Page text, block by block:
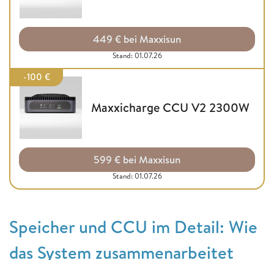
449 € bei Maxxisun
Stand: 01.07.26
-100 €
Maxxicharge CCU V2 2300W
599 € bei Maxxisun
Stand: 01.07.26
Speicher und CCU im Detail: Wie
das System zusammenarbeitet